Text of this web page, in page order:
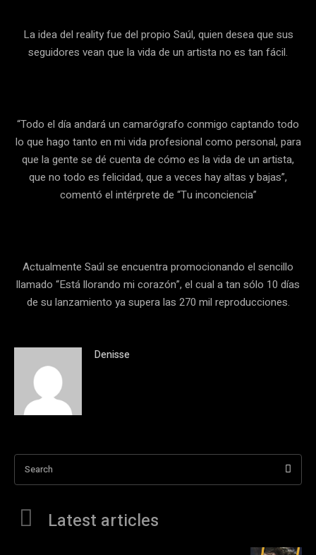
La idea del reality fue del propio Saúl, quien desea que sus
seguidores vean que la vida de un artista no es tan fácil.
“Todo el día andará un camarógrafo conmigo captando todo
lo que hago tanto en mi vida profesional como personal, para
que la gente se dé cuenta de cómo es la vida de un artista,
que no todo es felicidad, que a veces hay altas y bajas”,
comentó el intérprete de “Tu inconciencia”
Actualmente Saúl se encuentra promocionando el sencillo
llamado “Está llorando mi corazón”, el cual a tan sólo 10 días
de su lanzamiento ya supera las 270 mil reproducciones.
Denisse
Search
Latest articles